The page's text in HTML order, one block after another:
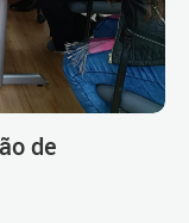
de